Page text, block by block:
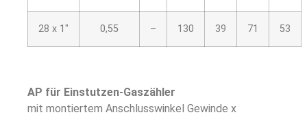
28 x 1″ 0,55 – 130 39 71 53
AP für Einstutzen-Gaszähler
mit montiertem Anschlusswinkel Gewinde x